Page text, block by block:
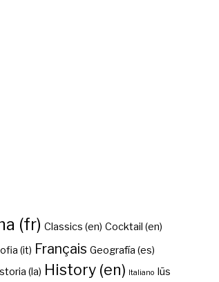
(fr) Classics (en) Cocktail (en)
(it) Français Geografía (es)
(la) History (en) Italiano Iūs